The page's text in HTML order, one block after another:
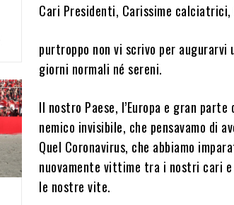
Cari Presidenti, Carissime
purtroppo non vi scrivo per augurarvi
giorni normali né sereni.
Il nostro Paese, l’Europa e gran
nemico invisibile, che pensavamo di
Quel Coronavirus, che abbiamo
nuovamente vittime tra i nostri cari
le nostre vite.